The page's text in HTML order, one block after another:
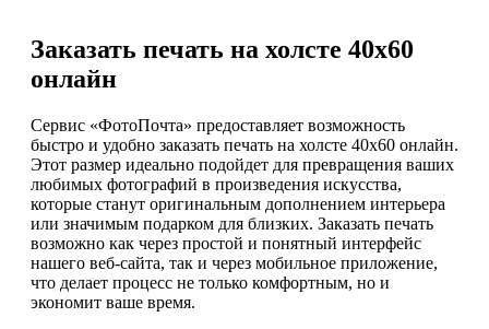
Заказать печать на холсте 40х60
онлайн
Сервис «ФотоПочта» предоставляет возможность
быстро и удобно заказать печать на холсте 40х60 онлайн.
Этот размер идеально подойдет для превращения ваших
любимых фотографий в произведения искусства,
которые станут оригинальным дополнением интерьера
или значимым подарком для близких. Заказать печать
возможно как через простой и понятный интерфейс
нашего веб-сайта, так и через мобильное приложение,
что делает процесс не только комфортным, но и
экономит ваше время.